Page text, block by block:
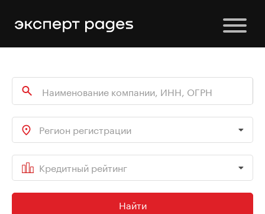
Регион регистрации
Кредитный рейтинг
Найти